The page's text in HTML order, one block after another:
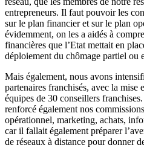
entrepreneurs. Il faut pouvoir les
sur le plan financier et sur le plan
évidemment, on les a aidés à
financières que l’Etat mettait en
déploiement du chômage partiel ou
Mais également, nous avons
partenaires franchisés, avec la mise
équipes de 30 conseillers
renforcé également nos
opérationnel, marketing, achats,
car il fallait également préparer
de réseaux à distance pour donner